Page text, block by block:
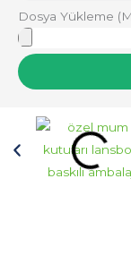
Dosya Yükleme